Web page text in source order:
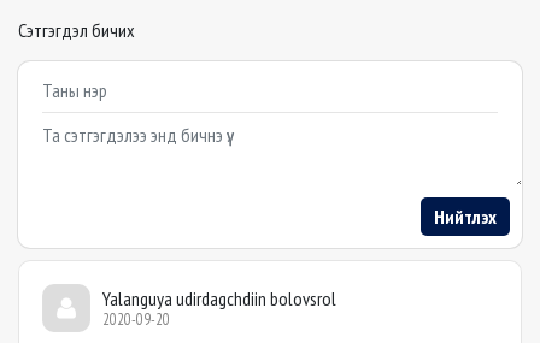
Сэтгэгдэл бичих
Example textarea
Нийтлэх
Yalanguya udirdagchdiin bolovsrol
2020-09-20